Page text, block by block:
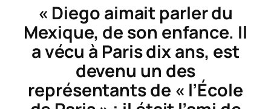
« Diego aimait parler du
Mexique, de son enfance. Il
a vécu à Paris dix ans, est
devenu un des
représentants de « l’École